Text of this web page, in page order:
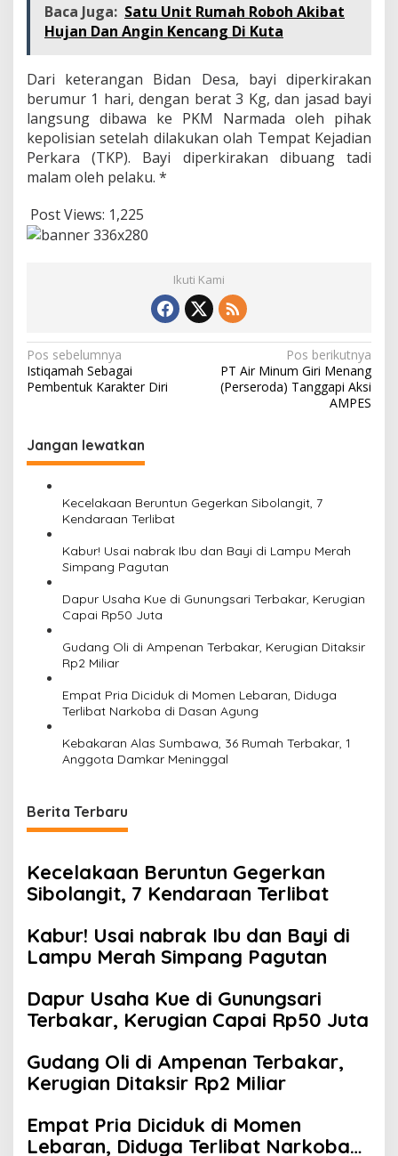
Baca Juga: Satu Unit Rumah Roboh Akibat
Hujan Dan Angin Kencang Di Kuta
Dari keterangan Bidan Desa, bayi diperkirakan
berumur 1 hari, dengan berat 3 Kg, dan jasad bayi
langsung dibawa ke PKM Narmada oleh pihak
kepolisian setelah dilakukan olah Tempat Kejadian
Perkara (TKP). Bayi diperkirakan dibuang tadi
malam oleh pelaku. *
Post Views: 1,225
Ikuti Kami
Navigasi
pos
Pos sebelumnya
Istiqamah Sebagai
Pembentuk Karakter Diri
Pos berikutnya
PT Air Minum Giri Menang
(Perseroda) Tanggapi Aksi
AMPES
Jangan lewatkan
Kecelakaan Beruntun Gegerkan Sibolangit, 7
Kendaraan Terlibat
Kabur! Usai nabrak Ibu dan Bayi di Lampu Merah
Simpang Pagutan
Dapur Usaha Kue di Gunungsari Terbakar, Kerugian
Capai Rp50 Juta
Gudang Oli di Ampenan Terbakar, Kerugian Ditaksir
Rp2 Miliar
Empat Pria Diciduk di Momen Lebaran, Diduga
Terlibat Narkoba di Dasan Agung
Kebakaran Alas Sumbawa, 36 Rumah Terbakar, 1
Anggota Damkar Meninggal
Berita Terbaru
Kecelakaan Beruntun Gegerkan
Sibolangit, 7 Kendaraan Terlibat
Kabur! Usai nabrak Ibu dan Bayi di
Lampu Merah Simpang Pagutan
Dapur Usaha Kue di Gunungsari
Terbakar, Kerugian Capai Rp50 Juta
Gudang Oli di Ampenan Terbakar,
Kerugian Ditaksir Rp2 Miliar
Empat Pria Diciduk di Momen
Lebaran, Diduga Terlibat Narkoba